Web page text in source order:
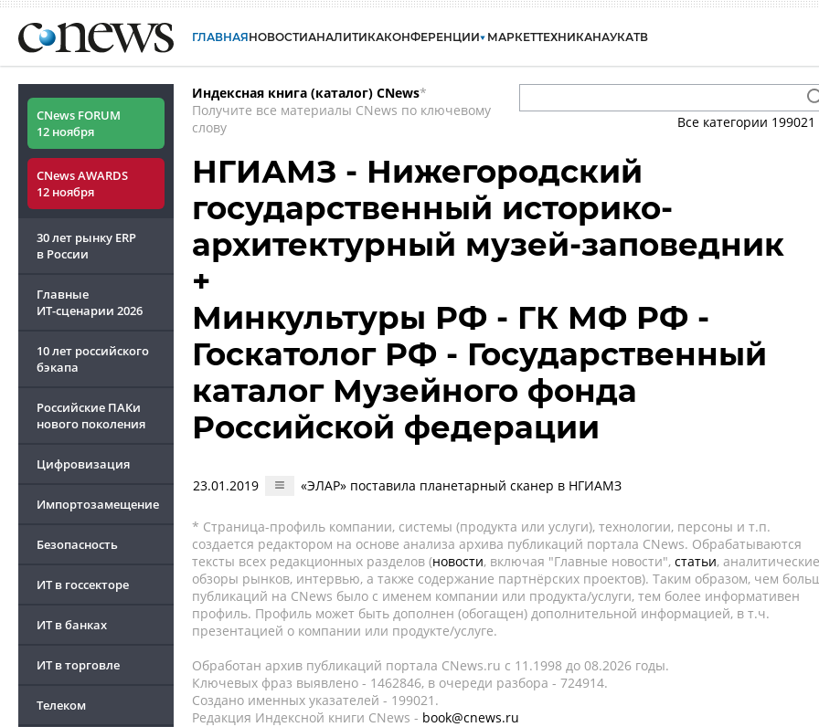
ГЛАВНАЯНОВОСТИАНАЛИТИКАКОНФЕРЕНЦИИ МАРКЕТТЕХНИКАНАУКАТВ
CNews FORUM
12 ноября
CNews AWARDS
12 ноября
30 лет рынку ERP
в России
Главные
ИТ-сценарии 2026
10 лет российского
бэкапа
Российские ПАКи
нового поколения
Цифровизация
Импортозамещение
Безопасность
ИТ в госсекторе
ИТ в банках
ИТ в торговле
Телеком
Индексная книга (каталог) CNews*
Получите все материалы CNews по ключевому
слову
Все категории 199021
НГИАМЗ - Нижегородский
государственный историко-
архитектурный музей-заповедник
+
Минкультуры РФ - ГК МФ РФ -
Госкатолог РФ - Государственный
каталог Музейного фонда
Российской федерации
23.01.2019 «ЭЛАР» поставила планетарный сканер в НГИАМЗ
* Страница-профиль компании, системы (продукта или услуги), технологии, персоны и т.п.
создается редактором на основе анализа архива публикаций портала CNews. Обрабатываются
тексты всех редакционных разделов (новости, включая "Главные новости", статьи, аналитические
обзоры рынков, интервью, а также содержание партнёрских проектов). Таким образом, чем
публикаций на CNews было с именем компании или продукта/услуги, тем более информативен
профиль. Профиль может быть дополнен (обогащен) дополнительной информацией, в т.ч.
презентацией о компании или продукте/услуге.
Обработан архив публикаций портала CNews.ru c 11.1998 до 08.2026 годы.
Ключевых фраз выявлено - 1462846, в очереди разбора - 724914.
Создано именных указателей - 199021.
Редакция Индексной книги CNews - book@cnews.ru